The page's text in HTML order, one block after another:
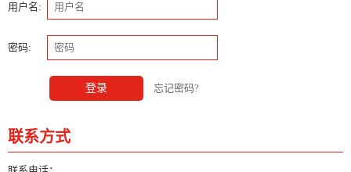
用户名:
密码:
登录 忘记密码?
联系方式